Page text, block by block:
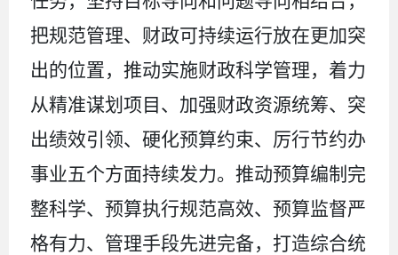
把规范管理、财政可持续运行放在更加突
出的位置，推动实施财政科学管理，着力
从精准谋划项目、加强财政资源统筹、突
出绩效引领、硬化预算约束、厉行节约办
事业五个方面持续发力。推动预算编制完
整科学、预算执行规范高效、预算监督严
格有力、管理手段先进完备，打造综合统